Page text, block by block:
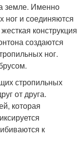
земле. Именно
ног и соединяются
конструкция
создаются
ног.
стропильных
от друга.
которая
к